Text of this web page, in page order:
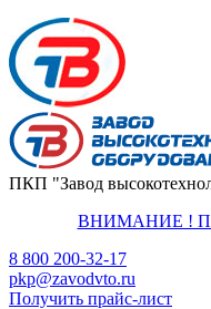
ПКП "Завод
ВНИМАНИЕ !
8 800 200-32-17
pkp@zavodvto.ru
Получить прайс-лист